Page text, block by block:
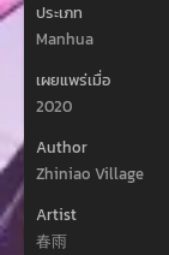
ประเภท
Manhua
เผยแพร่เมื่อ
2020
Author
Zhiniao Village
Artist
春雨